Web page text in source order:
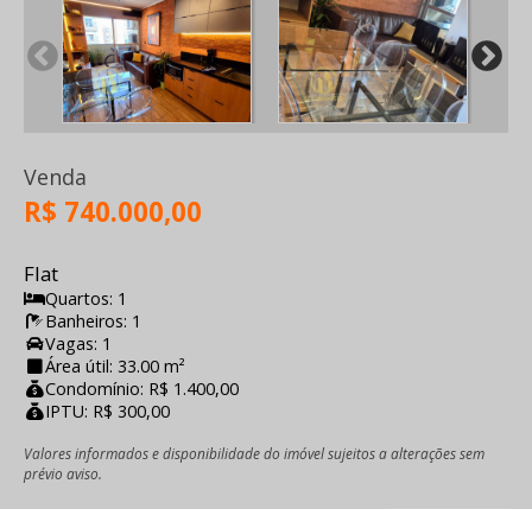
Venda
R$ 740.000,00
Flat
Quartos: 1
Banheiros: 1
Vagas: 1
Área útil: 33.00 m²
Condomínio: R$ 1.400,00
IPTU: R$ 300,00
Valores informados e disponibilidade do imóvel sujeitos a alterações sem
prévio aviso.